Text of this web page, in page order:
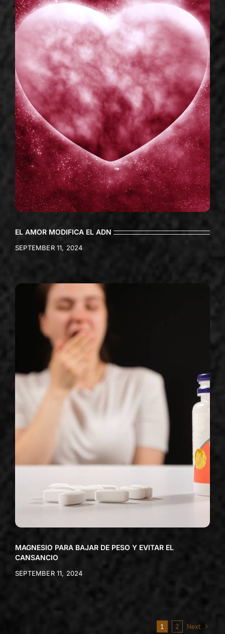
EL AMOR MODIFICA EL ADN
SEPTEMBER 11, 2024
MAGNESIO PARA BAJAR DE PESO Y EVITAR EL
CANSANCIO
SEPTEMBER 11, 2024
1 2 Next